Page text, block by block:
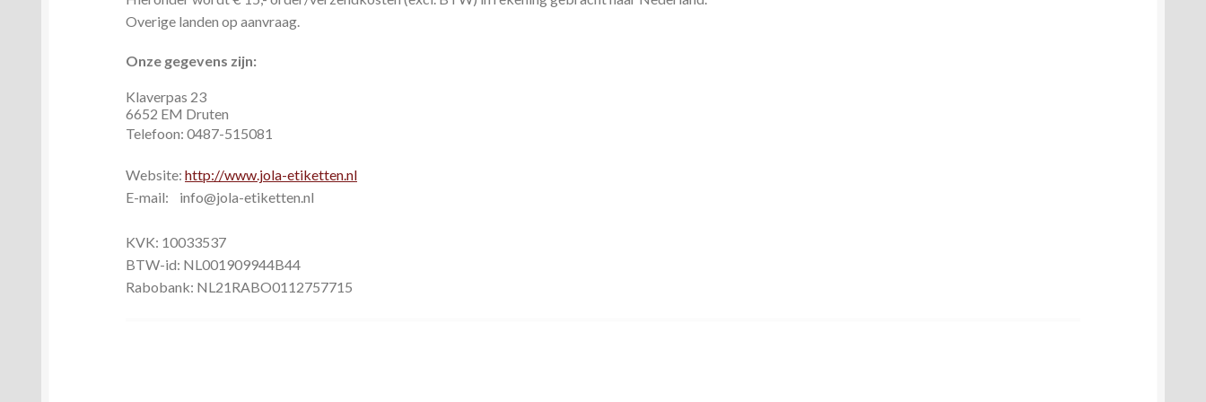
Overige landen op aanvraag.
Onze gegevens zijn:
Klaverpas 23
6652 EM Druten
Telefoon: 0487-515081
Website:http://www.jola-etiketten.nl
E-mail: info@jola-etiketten.nl
KVK: 10033537
BTW-id: NL001909944B44
Rabobank: NL21RABO0112757715